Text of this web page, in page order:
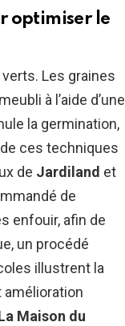
optimiser le
Les graines
à l’aide d’une
la germination,
ces techniques
de Jardiland et
de
enfouir, afin de
un procédé
illustrent la
Maison du